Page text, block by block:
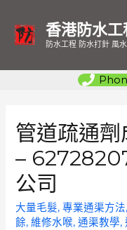
香港防水工
防水工程 防水打針 風
管道疏通劑
–
公司
大量毛髮,專業通渠方法,
餘,維修水喉,通渠教學,